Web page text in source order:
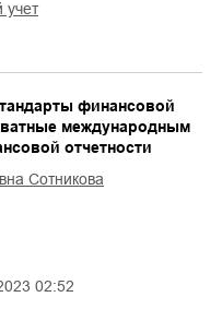
учет
02:52
финансовой
международным
отчетности
Сотникова